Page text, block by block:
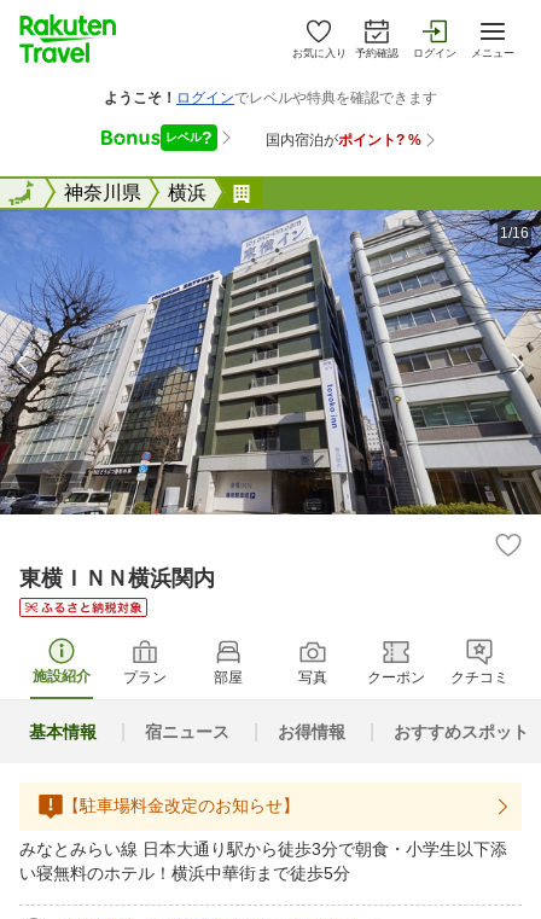
お気に入り 予約確認 ログイン メニュー
全国神奈川県 横浜
全国
1/16
東横ＩＮＮ横浜関内
施設紹介 プラン 部屋 写真 クーポン クチコミ
基本情報 宿ニュース お得情報 おすすめスポット
【駐車場料金改定のお知らせ】
みなとみらい線 日本大通り駅から徒歩3分で朝食・小学生以下添
い寝無料のホテル！横浜中華街まで徒歩5分